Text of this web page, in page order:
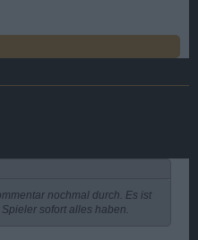
nochmal durch. Es ist
sofort alles haben.